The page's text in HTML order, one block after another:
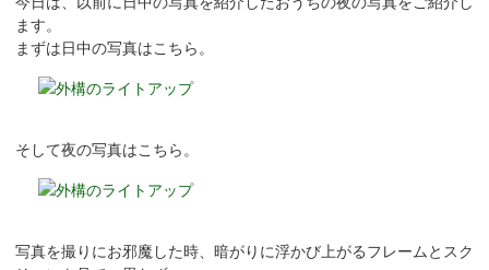
ます。
まずは日中の写真はこちら。
そして夜の写真はこちら。
写真を撮りにお邪魔した時、暗がりに浮かび上がるフレームとスク